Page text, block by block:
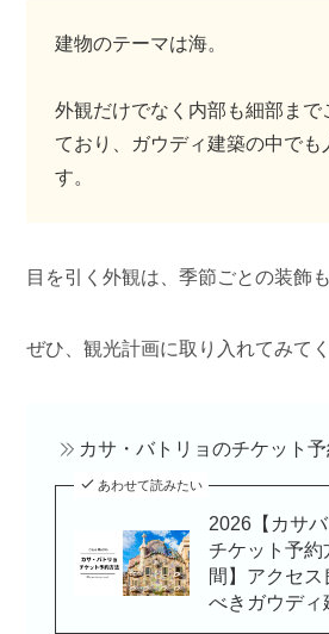
建物のテーマは海。
外観だけでなく内部も細部まで
ており、ガウディ建築の中でも
す。
目を引く外観は、季節ごとの装飾
ぜひ、観光計画に取り入れてみてく
カサ・バトリョのチケット
あわせて読みたい
2026【カサ
チケット予
間】アクセス
べきガウディ